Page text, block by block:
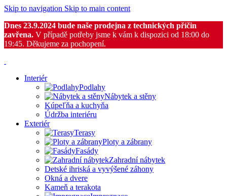
Skip to navigation Skip to main content
Dnes 23.9.2024 bude naše prodejna z technických příčin
zavřena. V případě potřeby jsme k vám k dispozici od 18:00 do
19:45. Děkujeme za pochopení.
Interiér
Podlahy
Nábytek a stěny
Kúpeľňa a kuchyňa
Údržba interiéru
Exteriér
Terasy
Ploty a zábrany
Fasády
Zahradní nábytek
Detské ihriská a vyvýšené záhony
Okná a dvere
Kameň a terakota